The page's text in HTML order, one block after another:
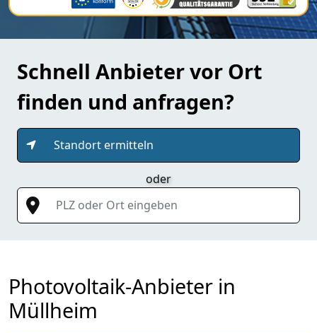
Schnell Anbieter vor Ort
finden und anfragen?
Standort ermitteln
oder
PLZ oder Ort eingeben
Photovoltaik-Anbieter in
Müllheim